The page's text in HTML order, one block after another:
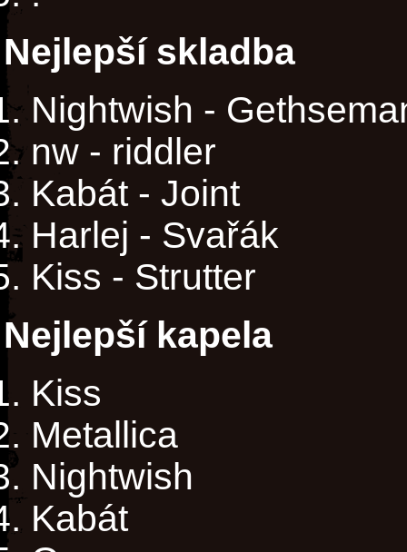
Nejlepší skladba
Nightwish -
nw - riddler
Kabát - Joint
Harlej - Svařák
Kiss - Strutter
Nejlepší kapela
Kiss
Metallica
Nightwish
Kabát